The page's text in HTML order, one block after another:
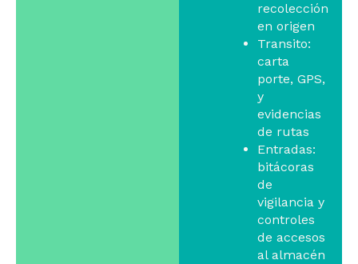
recolección
en origen
Transito:
carta
porte, GPS,
y
evidencias
de rutas
Entradas:
bitácoras
de
vigilancia y
controles
de accesos
al almacén